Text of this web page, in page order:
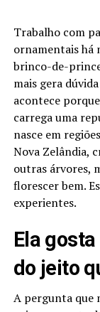
Trabalho com
ornamentais há
brinco-de-
mais gera
acontece
carrega uma
nasce em
Nova Zelândia,
outras árvores,
florescer bem.
experientes.
Ela
do jeito
A pergunta que